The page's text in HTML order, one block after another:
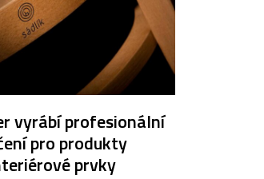
vyrábí profesionální
pro produkty
prvky